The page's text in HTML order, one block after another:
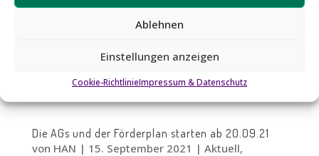
Ablehnen
Einstellungen anzeigen
Cookie-RichtlinieImpressum & Datenschutz
Die AGs und der Förderplan starten ab 20.09.21
von HAN | 15. September 2021 | Aktuell,